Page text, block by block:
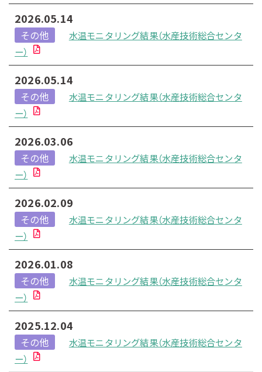
2026.05.14
その他
水温モニタリング結果（水産技術総合センタ
ー）
2026.05.14
その他
水温モニタリング結果（水産技術総合センタ
ー）
2026.03.06
その他
水温モニタリング結果（水産技術総合センタ
ー）
2026.02.09
その他
水温モニタリング結果（水産技術総合センタ
ー）
2026.01.08
その他
水温モニタリング結果（水産技術総合センタ
ー）
2025.12.04
その他
水温モニタリング結果（水産技術総合センタ
ー）